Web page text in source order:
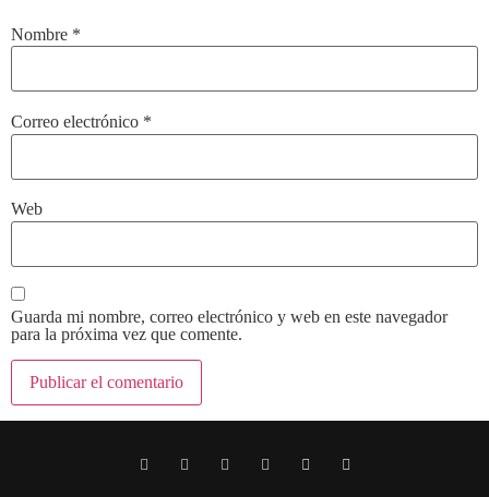
Nombre *
Correo electrónico *
Web
Guarda mi nombre, correo electrónico y web en este navegador
para la próxima vez que comente.